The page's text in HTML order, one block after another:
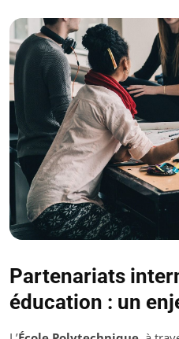
Partenariats
éducation : un